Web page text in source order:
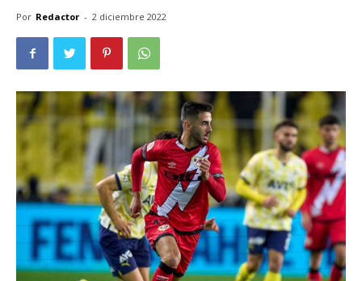
Por Redactor - 2 diciembre 2022